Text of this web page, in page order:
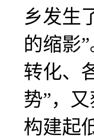
乡发生
的缩影
转化、
势”，
构建起